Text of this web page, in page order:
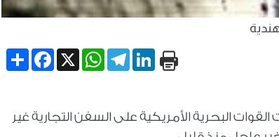
Share
Facebook X
WhatsApp
TelegramLinkedIn
البحرية الأمريكية على السفن التجارية غير